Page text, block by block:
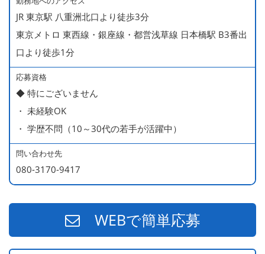
＜給与モデル＞
450万円／社員（20代・入社1年目・入籍予定のパートナ
ー持ち）
490万円／店長代理（20代・入社2年目・入社後に結婚。
ラブラブな新婚さん）
540万円／店長（20代・入社3年目・ 育休取得して、更に
やる気MAXの2児のお父さん）
670万円／統括店長（30代・入社7年目・中学生の長男筆
頭に3人の子供を持つ一家の大黒柱）
JR 東京駅 八重洲北口より徒歩3分
東京メトロ 東西線・銀座線・都営浅草線 日本橋駅 B3番出
口より徒歩1分
応募資格
◆ 特にございません
・ 未経験OK
・ 学歴不問（10～30代の若手が活躍中）
問い合わせ先
080-3170-9417
WEBで簡単応募